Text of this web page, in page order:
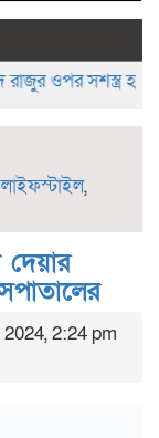
ওপর সশস্ত্র
লাইফস্টাইল,
দেয়ার
2:24 pm